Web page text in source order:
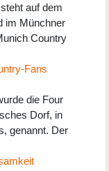
auf dem
im Münchner
Country
Fans
die Four
Dorf, in
genannt. Der